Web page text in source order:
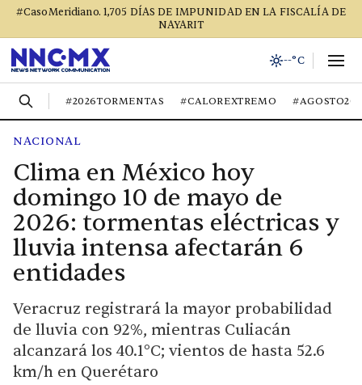
#CasoMeridiano. 1,705 DÍAS DE IMPUNIDAD EN LA FISCALÍA DE
NAYARIT
--°C
#2026TORMENTAS #CALOREXTREMO
NACIONAL
Clima en México hoy
domingo 10 de mayo de
2026: tormentas eléctricas y
lluvia intensa afectarán 6
entidades
Veracruz registrará la mayor probabilidad
de lluvia con 92%, mientras Culiacán
alcanzará los 40.1°C; vientos de hasta 52.6
km/h en Querétaro